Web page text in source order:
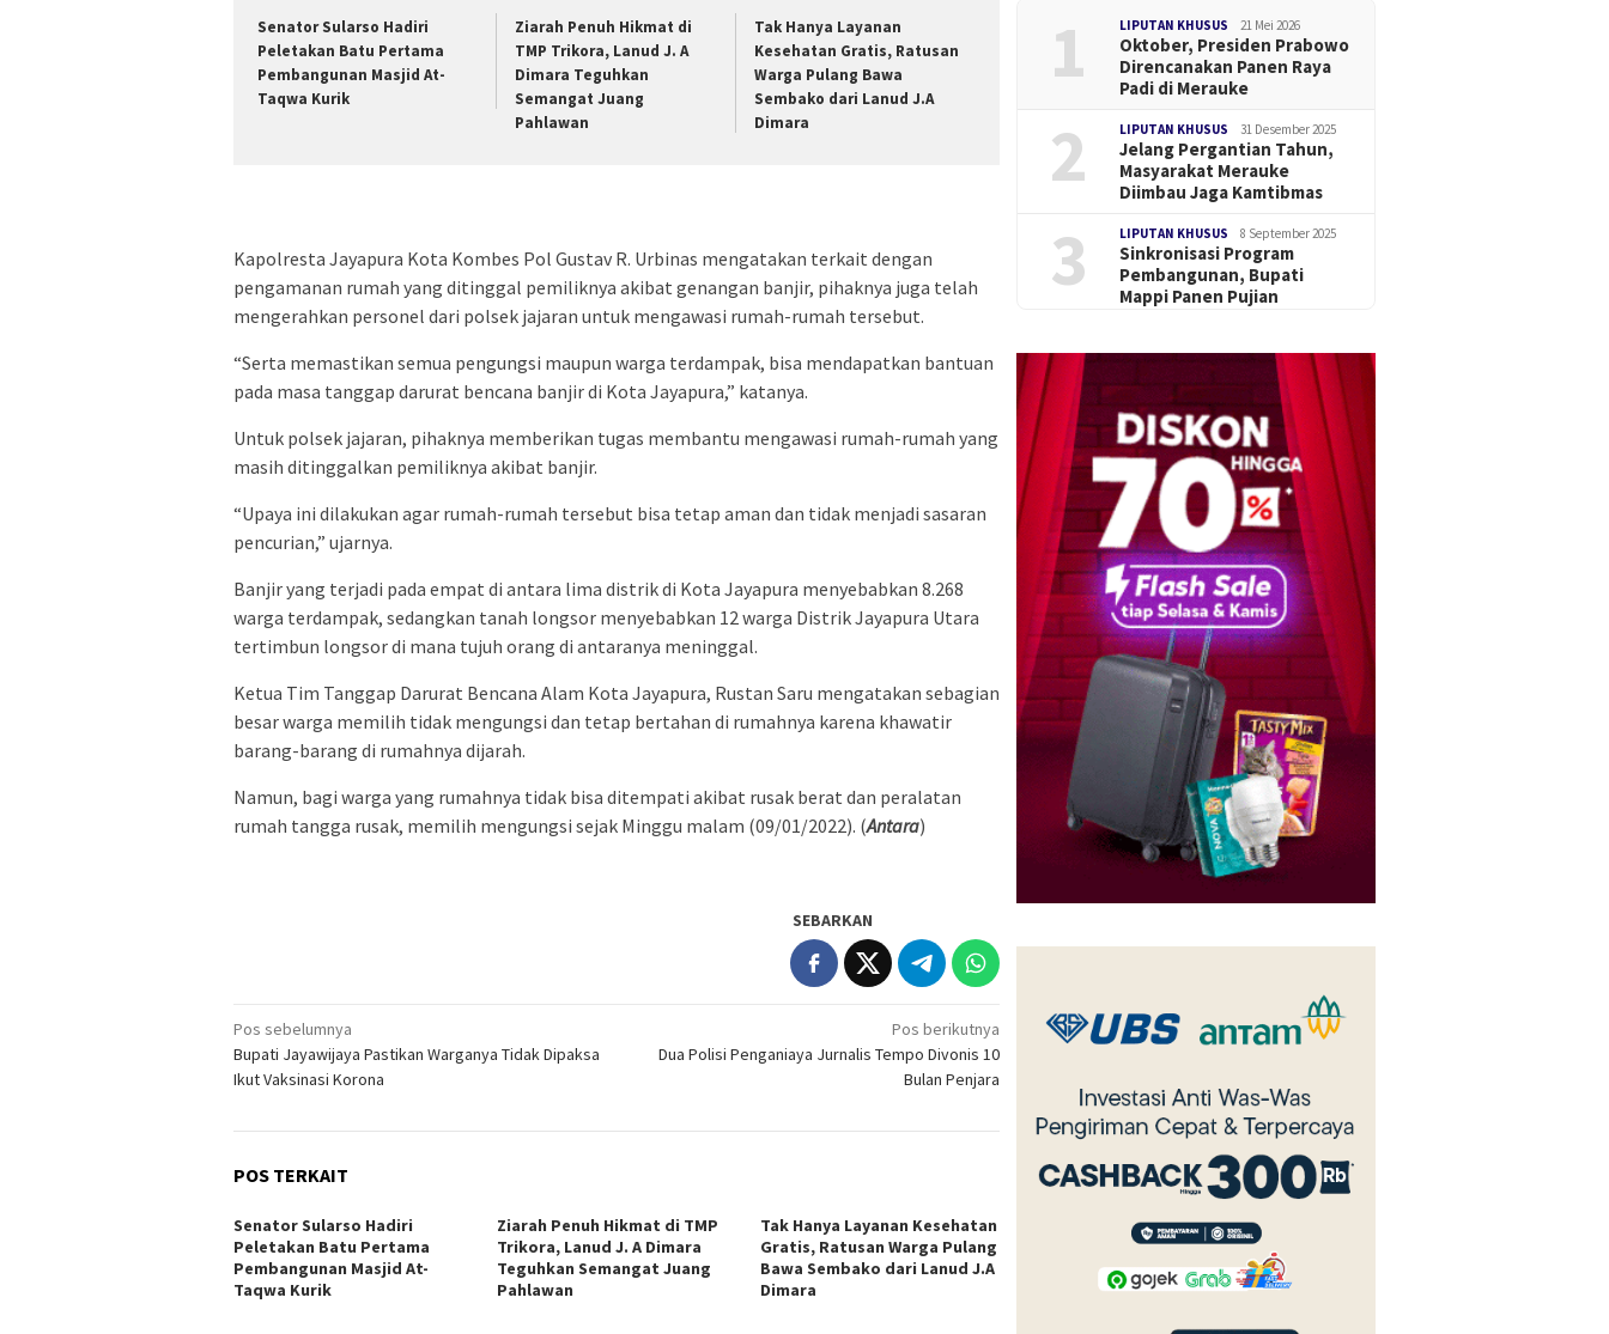
Senator Sularso Hadiri
Peletakan Batu Pertama
Pembangunan Masjid At-
Taqwa Kurik
Ziarah Penuh Hikmat di
TMP Trikora, Lanud J. A
Dimara Teguhkan
Semangat Juang
Pahlawan
Tak Hanya Layanan
Kesehatan Gratis, Ratusan
Warga Pulang Bawa
Sembako dari Lanud J.A
Dimara
Kapolresta Jayapura Kota Kombes Pol Gustav R. Urbinas mengatakan terkait dengan
pengamanan rumah yang ditinggal pemiliknya akibat genangan banjir, pihaknya juga telah
mengerahkan personel dari polsek jajaran untuk mengawasi rumah-rumah tersebut.
“Serta memastikan semua pengungsi maupun warga terdampak, bisa mendapatkan bantuan
pada masa tanggap darurat bencana banjir di Kota Jayapura,” katanya.
Untuk polsek jajaran, pihaknya memberikan tugas membantu mengawasi rumah-rumah yang
masih ditinggalkan pemiliknya akibat banjir.
“Upaya ini dilakukan agar rumah-rumah tersebut bisa tetap aman dan tidak menjadi sasaran
pencurian,” ujarnya.
Banjir yang terjadi pada empat di antara lima distrik di Kota Jayapura menyebabkan 8.268
warga terdampak, sedangkan tanah longsor menyebabkan 12 warga Distrik Jayapura Utara
tertimbun longsor di mana tujuh orang di antaranya meninggal.
Ketua Tim Tanggap Darurat Bencana Alam Kota Jayapura, Rustan Saru mengatakan sebagian
besar warga memilih tidak mengungsi dan tetap bertahan di rumahnya karena khawatir
barang-barang di rumahnya dijarah.
Namun, bagi warga yang rumahnya tidak bisa ditempati akibat rusak berat dan peralatan
rumah tangga rusak, memilih mengungsi sejak Minggu malam (09/01/2022). (Antara)
SEBARKAN
Navigasi
pos
Pos sebelumnya
Bupati Jayawijaya Pastikan Warganya Tidak Dipaksa
Ikut Vaksinasi Korona
Pos berikutnya
Dua Polisi Penganiaya Jurnalis Tempo Divonis 10
Bulan Penjara
POS TERKAIT
Senator Sularso Hadiri
Peletakan Batu Pertama
Pembangunan Masjid At-
Taqwa Kurik
Ziarah Penuh Hikmat di TMP
Trikora, Lanud J. A Dimara
Teguhkan Semangat Juang
Pahlawan
Tak Hanya Layanan Kesehatan
Gratis, Ratusan Warga Pulang
Bawa Sembako dari Lanud J.A
Dimara
1 LIPUTAN KHUSUS 21 Mei 2026
Oktober, Presiden Prabowo
Direncanakan Panen Raya
Padi di Merauke
2 LIPUTAN KHUSUS 31 Desember 2025
Jelang Pergantian Tahun,
Masyarakat Merauke
Diimbau Jaga Kamtibmas
3 LIPUTAN KHUSUS 8 September 2025
Sinkronisasi Program
Pembangunan, Bupati
Mappi Panen Pujian